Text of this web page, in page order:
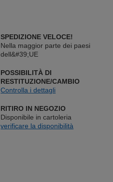
SPEDIZIONE VELOCE!
Nella maggior parte dei paesi
dell&#39;UE
POSSIBILITÀ DI
RESTITUZIONE/CAMBIO
Controlla i dettagli
RITIRO IN NEGOZIO
Disponibile in cartoleria
verificare la disponibilità